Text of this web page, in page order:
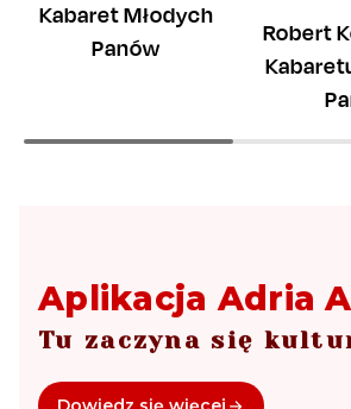
Kabaret Młodych
Panów
Robert
Aplikacja Adria
Tu zaczyna się